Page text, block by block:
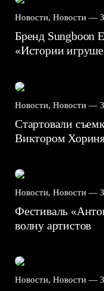
Новости, Новости —
Бренд Sungboon
«Истории
Новости, Новости —
Стартовали
Виктором
Новости, Новости —
Фестиваль
волну артистов
Новости, Новости —